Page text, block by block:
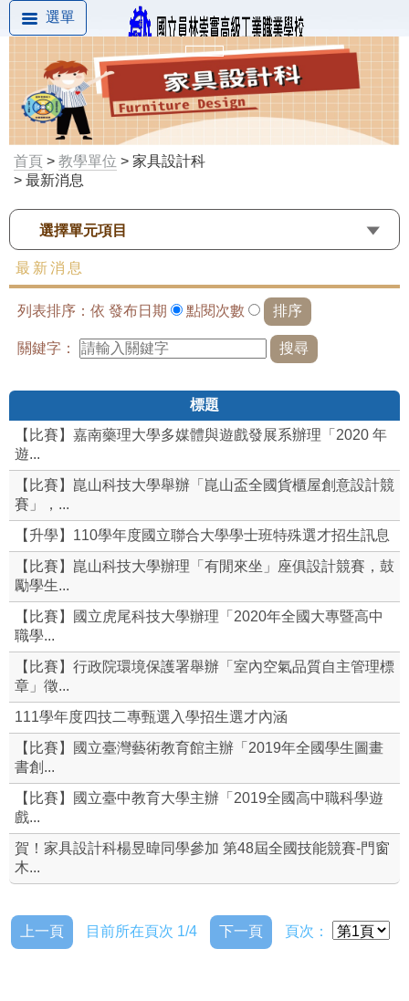
選單
首頁 > 教學單位 > 家具設計科
> 最新消息
選擇單元項目
最新消息
列表排序：依 發布日期 點閱次數
關鍵字：
標題
【比賽】嘉南藥理大學多媒體與遊戲發展系辦理「2020 年
遊...
【比賽】崑山科技大學舉辦「崑山盃全國貨櫃屋創意設計競
賽」，...
【升學】110學年度國立聯合大學學士班特殊選才招生訊息
【比賽】崑山科技大學辦理「有閒來坐」座俱設計競賽，鼓
勵學生...
【比賽】國立虎尾科技大學辦理「2020年全國大專暨高中
職學...
【比賽】行政院環境保護署舉辦「室內空氣品質自主管理標
章」徵...
111學年度四技二專甄選入學招生選才內涵
【比賽】國立臺灣藝術教育館主辦「2019年全國學生圖畫
書創...
【比賽】國立臺中教育大學主辦「2019全國高中職科學遊
戲...
賀！家具設計科楊昱暐同學參加 第48屆全國技能競賽-門窗
木...
上一頁 目前所在頁次 1/4 下一頁 頁次：